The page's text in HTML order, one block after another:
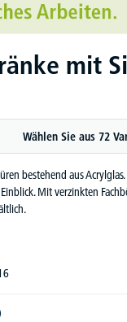
mit
Wählen Sie aus 72
bestehend aus
Mit verzinkten